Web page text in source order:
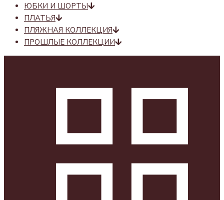
ЮБКИ И ШОРТЫ
ПЛАТЬЯ
ПЛЯЖНАЯ КОЛЛЕКЦИЯ
ПРОШЛЫЕ КОЛЛЕКЦИИ